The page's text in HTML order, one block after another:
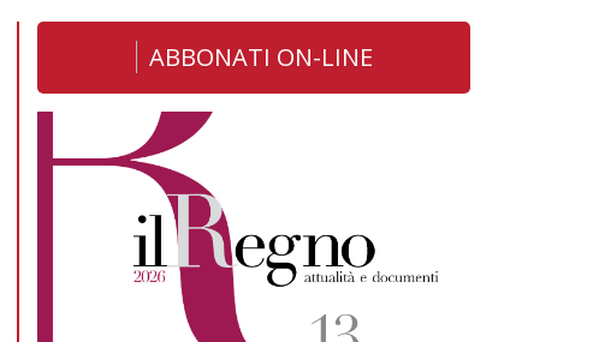
ABBONATI ON-LINE